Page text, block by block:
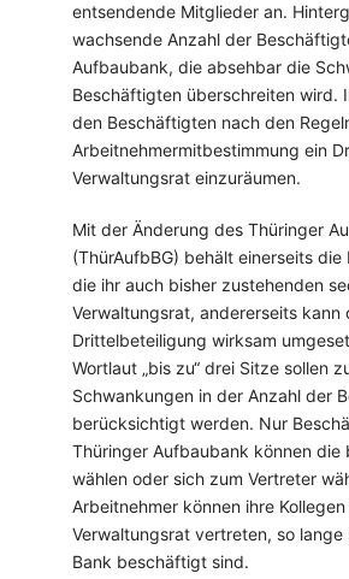
entsendende Mitglieder an.
wachsende Anzahl der
Aufbaubank, die absehbar die
Beschäftigten überschreiten wird.
den Beschäftigten nach den
Arbeitnehmermitbestimmung ein
Verwaltungsrat einzuräumen.
Mit der Änderung des Thüringer
(ThürAufbBG) behält einerseits
die ihr auch bisher zustehenden
Verwaltungsrat, andererseits kann
Drittelbeteiligung wirksam
Wortlaut „bis zu“ drei Sitze sollen
Schwankungen in der Anzahl der
berücksichtigt werden. Nur
Thüringer Aufbaubank können die
wählen oder sich zum Vertreter
Arbeitnehmer können ihre
Verwaltungsrat vertreten, so
Bank beschäftigt sind.